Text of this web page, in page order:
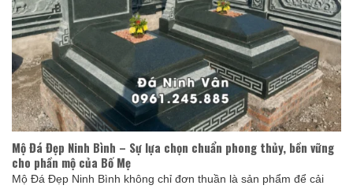
Mộ Đá Đẹp Ninh Bình – Sự lựa chọn chuẩn phong thủy, bền vững
cho phần mộ của Bố Mẹ
Mộ Đá Đẹp Ninh Bình không chỉ đơn thuần là sản phẩm để cải